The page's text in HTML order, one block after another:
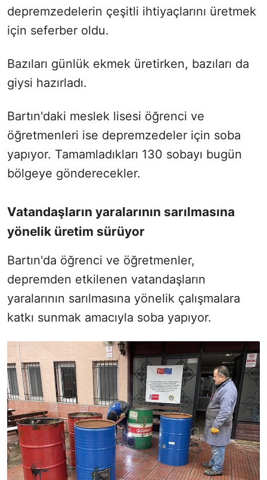
depremzedelerin çeşitli ihtiyaçlarını üretmek
için seferber oldu.
Bazıları günlük ekmek üretirken, bazıları da
giysi hazırladı.
Bartın'daki meslek lisesi öğrenci ve
öğretmenleri ise depremzedeler için soba
yapıyor. Tamamladıkları 130 sobayı bugün
bölgeye gönderecekler.
Vatandaşların yaralarının sarılmasına
yönelik üretim sürüyor
Bartın'da öğrenci ve öğretmenler,
depremden etkilenen vatandaşların
yaralarının sarılmasına yönelik çalışmalara
katkı sunmak amacıyla soba yapıyor.